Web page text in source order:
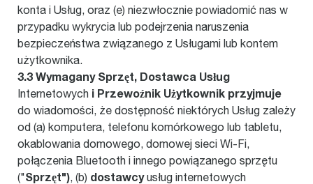
konta i Usług, oraz (e) niezwłocznie powiadomić nas w
przypadku wykrycia lub podejrzenia naruszenia
bezpieczeństwa związanego z Usługami lub kontem
użytkownika.
3.3 Wymagany Sprzęt, Dostawca Usług
Internetowych i Przewoźnik Użytkownik przyjmuje
do wiadomości, że dostępność niektórych Usług zależy
od (a) komputera, telefonu komórkowego lub tabletu,
okablowania domowego, domowej sieci Wi-Fi,
połączenia Bluetooth i innego powiązanego sprzętu
("Sprzęt"), (b) dostawcyusług internetowych